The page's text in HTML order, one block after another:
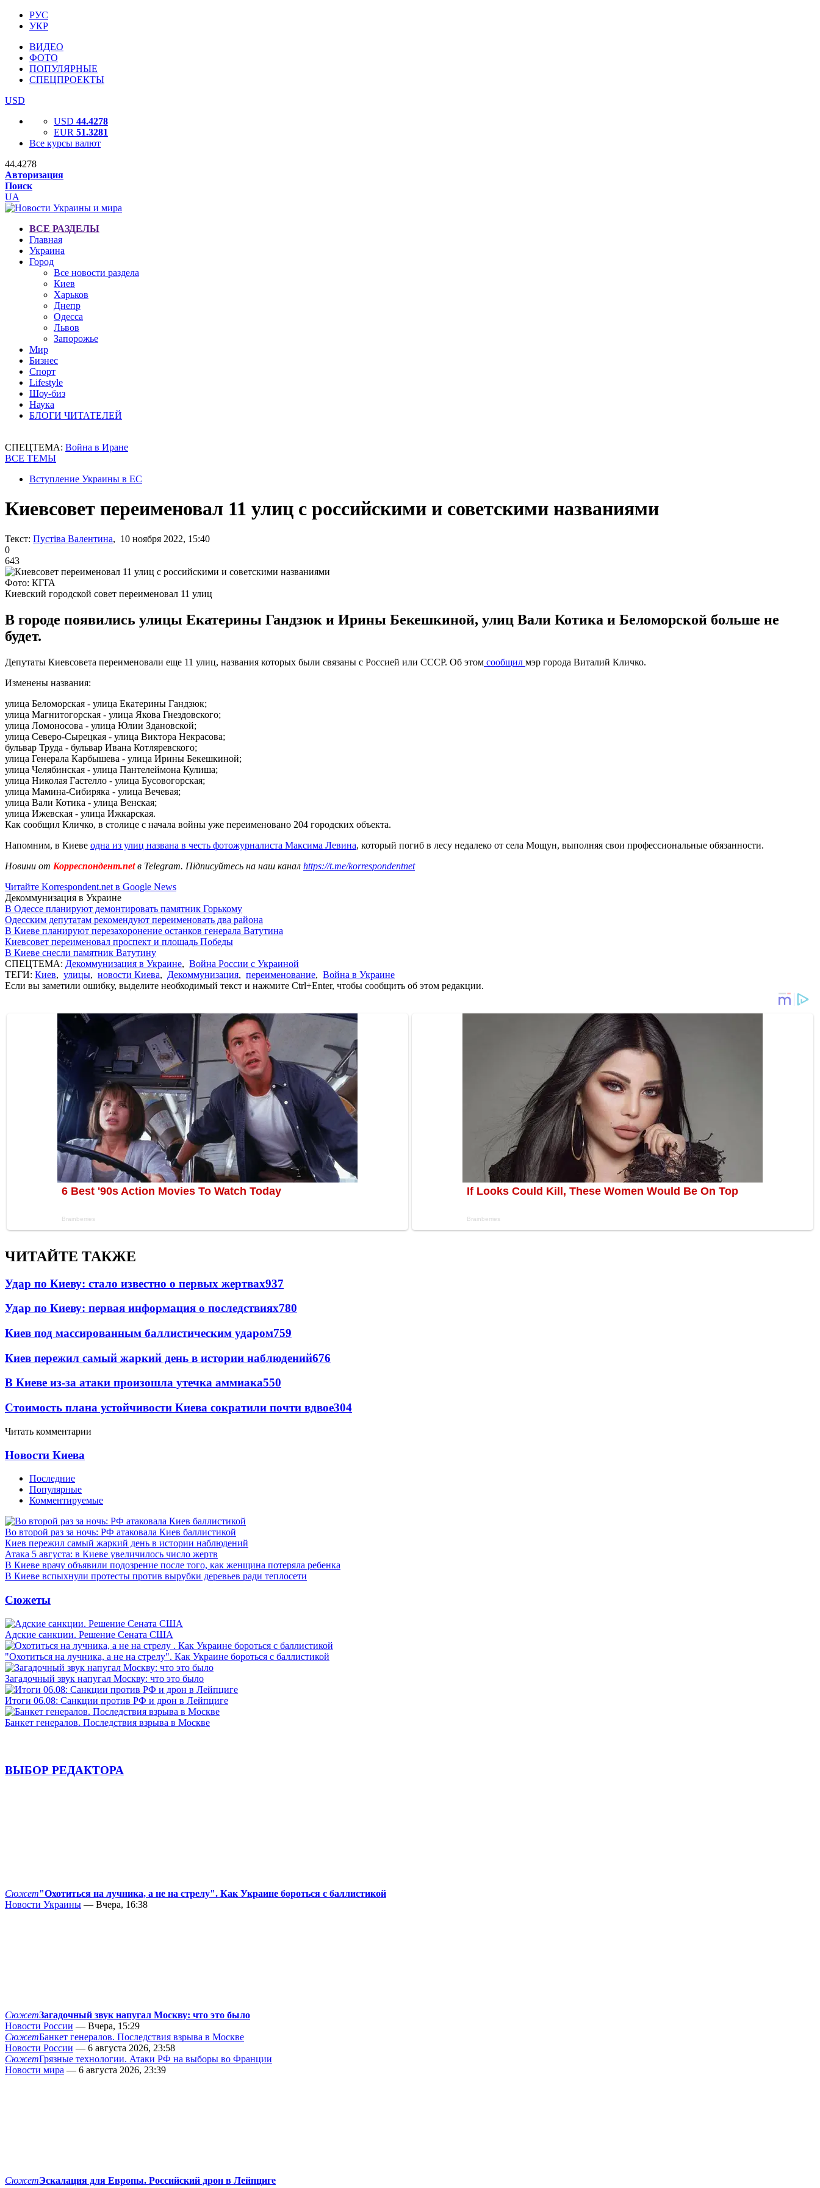
РУС
УКР
ВИДЕО
ФОТО
ПОПУЛЯРНЫЕ
СПЕЦПРОЕКТЫ
USD
USD 44.4278
EUR 51.3281
Все курсы валют
44.4278
Авторизация
Поиск
UA
ВСЕ РАЗДЕЛЫ
Главная
Украина
Город
Все новости раздела
Киев
Харьков
Днепр
Одесса
Львов
Запорожье
Мир
Бизнес
Спорт
Lifestyle
Шоу-биз
Наука
БЛОГИ ЧИТАТЕЛЕЙ
СПЕЦТЕМА: Война в Иране
ВСЕ ТЕМЫ
Вступление Украины в ЕС
Киевсовет переименовал 11 улиц с российскими и советскими названиями
Текст: Пустіва Валентина, 10 ноября 2022, 15:40
0
643
Фото: КГГА
Киевский городской совет переименовал 11 улиц
В городе появились улицы Екатерины Гандзюк и Ирины Бекешкиной, улиц Вали Котика и Беломорской больше не
будет.
Депутаты Киевсовета переименовали еще 11 улиц, названия которых были связаны с Россией или СССР. Об этом сообщил мэр города Виталий Кличко.
Изменены названия:
улица Беломорская - улица Екатерины Гандзюк;
улица Магнитогорская - улица Якова Гнездовского;
улица Ломоносова - улица Юлии Здановской;
улица Северо-Сырецкая - улица Виктора Некрасова;
бульвар Труда - бульвар Ивана Котляревского;
улица Генерала Карбышева - улица Ирины Бекешкиной;
улица Челябинская - улица Пантелеймона Кулиша;
улица Николая Гастелло - улица Бусовогорская;
улица Мамина-Сибиряка - улица Вечевая;
улица Вали Котика - улица Венская;
улица Ижевская - улица Ижкарская.
Как сообщил Кличко, в столице с начала войны уже переименовано 204 городских объекта.
Напомним, в Киеве одна из улиц названа в честь фотожурналиста Максима Левина, который погиб в лесу недалеко от села Мощун, выполняя свои профессиональные обязанности.
Новини от Корреспондент.netв Telegram. Підписуйтесь на наш канал https://t.me/korrespondentnet
Читайте Korrespondent.net в Google News
Декоммунизация в Украине
В Одессе планируют демонтировать памятник Горькому
Одесским депутатам рекомендуют переименовать два района
В Киеве планируют перезахоронение останков генерала Ватутина
Киевсовет переименовал проспект и площадь Победы
В Киеве снесли памятник Ватутину
СПЕЦТЕМА: Декоммунизация в Украине, Война России с Украиной
ТЕГИ: Киев, улицы, новости Киева, Декоммунизация, переименование, Война в Украине
Если вы заметили ошибку, выделите необходимый текст и нажмите Ctrl+Enter, чтобы сообщить об этом редакции.
ЧИТАЙТЕ ТАКЖЕ
Удар по Киеву: стало известно о первых жертвах937
Удар по Киеву: первая информация о последствиях780
Киев под массированным баллистическим ударом759
Киев пережил самый жаркий день в истории наблюдений676
В Киеве из-за атаки произошла утечка аммиака550
Стоимость плана устойчивости Киева сократили почти вдвое304
Читать комментарии
Новости Киева
Последние
Популярные
Комментируемые
Во второй раз за ночь: РФ атаковала Киев баллистикой
Киев пережил самый жаркий день в истории наблюдений
Атака 5 августа: в Киеве увеличилось число жертв
В Киеве врачу объявили подозрение после того, как женщина потеряла ребенка
В Киеве вспыхнули протесты против вырубки деревьев ради теплосети
Сюжеты
Адские санкции. Решение Сената США
"Охотиться на лучника, а не на стрелу". Как Украине бороться с баллистикой
Загадочный звук напугал Москву: что это было
Итоги 06.08: Санкции против РФ и дрон в Лейпциге
Банкет генералов. Последствия взрыва в Москве
ВЫБОР РЕДАКТОРА
Сюжет"Охотиться на лучника, а не на стрелу". Как Украине бороться с баллистикой
Новости Украины — Вчера, 16:38
СюжетЗагадочный звук напугал Москву: что это было
Новости России — Вчера, 15:29
СюжетБанкет генералов. Последствия взрыва в Москве
Новости России — 6 августа 2026, 23:58
СюжетГрязные технологии. Атаки РФ на выборы во Франции
Новости мира — 6 августа 2026, 23:39
СюжетЭскалация для Европы. Российский дрон в Лейпциге